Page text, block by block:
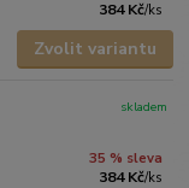
384 Kč/ks
Zvolit variantu
35 % sleva
384 Kč/ks
skladem